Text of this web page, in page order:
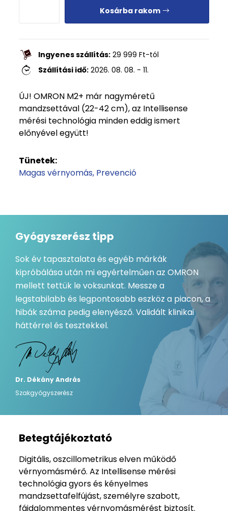
Kosárba rakom
Ingyenes szállítás: 29 999 Ft-tól
Szállítási idő: 2026. 08. 08. - 11.
ÚJ! OMRON M2+ már nagyméretű
mandzsettával (22-42 cm), az Intellisense
mérési technológia minden eddig ismert
előnyével együtt!
Tünetek:
Magas vérnyomás Prevenció
Gyógyszerész tipp
Sok év tapasztalata és egyéb márkák
kipróbálása után mi egyértelműen az OMRON
mellett tettük le voksunkat. Messze a
legstabilabb és legpontosabb eszköz a piacon, a
hibák száma pedig elenyésző. Validált klinikai
háttérrel és tesztekkel.
Dr. Dékány András
Szakgyógyszerész
Betegtájékoztató
Digitális, oszcillometrikus elven működő
vérnyomásmérő. Az Intellisense mérési
technológia gyors és kényelmes
mandzsettafelfújást, személyre szabott,
fájdalommentes vérnyomásmérést biztosít.